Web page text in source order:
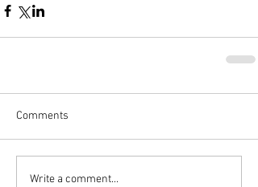
Comments
Write a comment...